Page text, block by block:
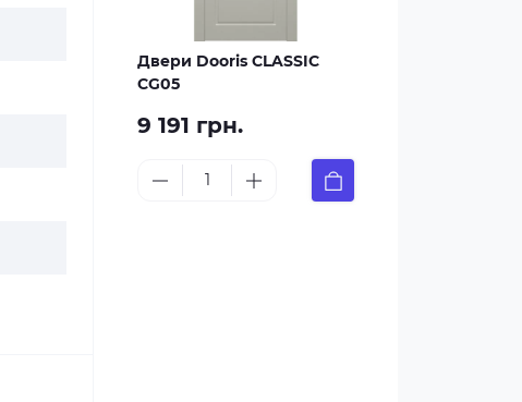
Двери Dooris CLASSIC
CG05
9 191 грн.